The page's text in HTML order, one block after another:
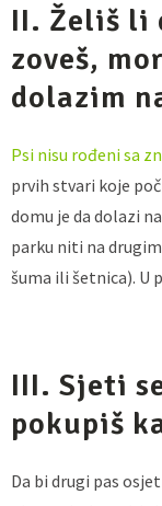
II. Želiš li
zoveš,
dolazim
Psi nisu rođeni sa
prvih stvari koje
domu je da dolazi
parku niti na
šuma ili šetnica). U
III. Sjeti
pokupiš
Da bi drugi pas